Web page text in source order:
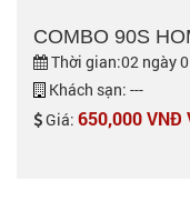
COMBO 90S
Thời gian:02 ngày
Khách sạn: ---
Giá: 650,000 VNĐ